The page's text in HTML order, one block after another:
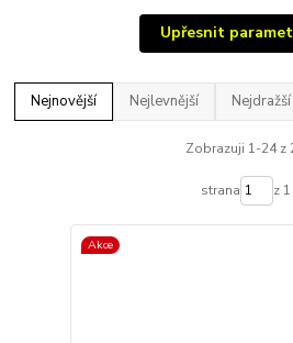
Upřesnit
Nejnovější Nejlevnější Nejdražší
Zobrazuji 1-24 z
strana z 1
Akce